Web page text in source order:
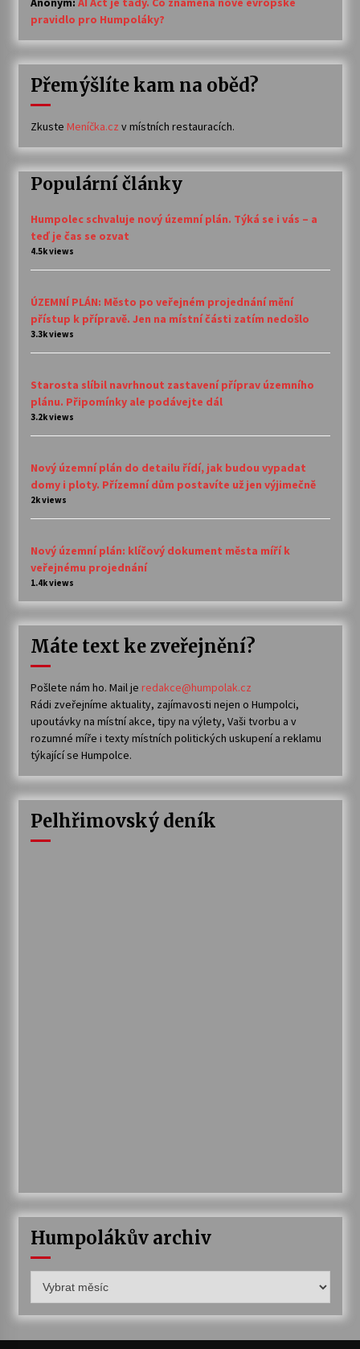
pravidlo pro Humpoláky?
Přemýšlíte kam na oběd?
Zkuste Meníčka.cz v místních restauracích.
Populární články
Humpolec schvaluje nový územní plán. Týká se i vás – a
teď je čas se ozvat
4.5k views
ÚZEMNÍ PLÁN: Město po veřejném projednání mění
přístup k přípravě. Jen na místní části zatím nedošlo
3.3k views
Starosta slíbil navrhnout zastavení příprav územního
plánu. Připomínky ale podávejte dál
3.2k views
Nový územní plán do detailu řídí, jak budou vypadat
domy i ploty. Přízemní dům postavíte už jen výjimečně
2k views
Nový územní plán: klíčový dokument města míří k
veřejnému projednání
1.4k views
Máte text ke zveřejnění?
Pošlete nám ho. Mail je redakce@humpolak.cz
Rádi zveřejníme aktuality, zajímavosti nejen o Humpolci,
upoutávky na místní akce, tipy na výlety, Vaši tvorbu a v
rozumné míře i texty místních politických uskupení a reklamu
týkající se Humpolce.
Pelhřimovský deník
Humpolákův archiv
archiv